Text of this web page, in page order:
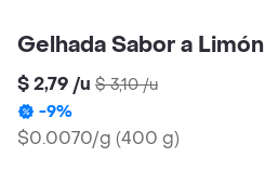
Gelhada Sabor a Limón
$ 2,79 /u $ 3,10/u
-9%
$0.0070/g (400 g)